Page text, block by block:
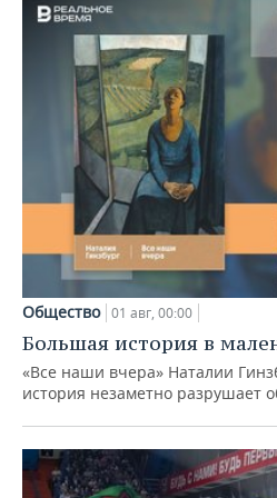
Общество 01 авг, 00:00
Большая история в
«Все наши вчера» Наталии
история незаметно разрушает